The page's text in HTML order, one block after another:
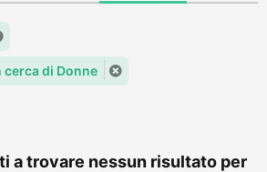
di Donne
a trovare nessun risultato per